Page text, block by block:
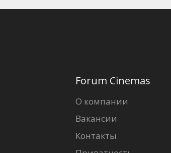
Forum Cinemas
О компании
Вакансии
Контакты